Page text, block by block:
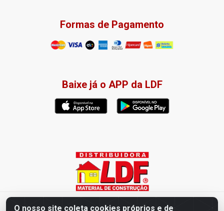
O nosso site coleta cookies próprios e de
Formas de Pagamento
Baixe já o APP da LDF
Distribuidora LDF - Av. Presidente Tancredo Neves, 203 – Bairro